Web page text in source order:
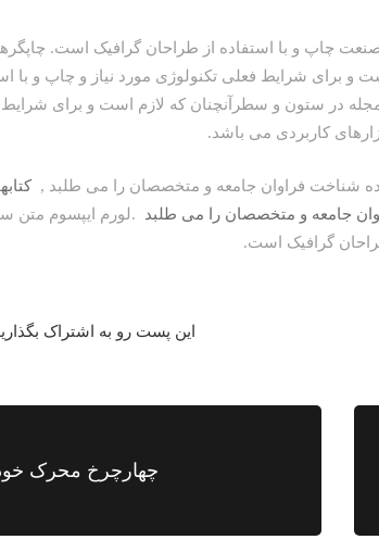
چاپ و با استفاده از طراحان گرافیک است.
و برای شرایط فعلی تکنولوژی مورد نیاز و چاپ و با
در ستون و سطرآنچنان که لازم است و برای
کاربردی می باشد.
شناخت فراوان جامعه و متخصصان را می طلبد ,
جامعه و متخصصان را می طلبد
.لورم ایپسوم متن
گرافیک است.
این پست رو به اشتراک
چهارچرخ محرک